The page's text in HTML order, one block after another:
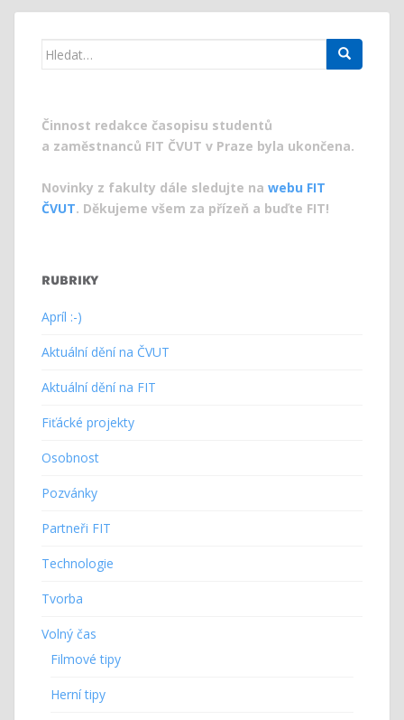
Search
Činnost redakce časopisu studentů
a zaměstnanců FIT ČVUT v Praze byla ukončena.
Novinky z fakulty dále sledujte na webu FIT
ČVUT. Děkujeme všem za přízeň a buďte FIT!
RUBRIKY
Apríl :-)
Aktuální dění na ČVUT
Aktuální dění na FIT
Fiťácké projekty
Osobnost
Pozvánky
Partneři FIT
Technologie
Tvorba
Volný čas
Filmové tipy
Herní tipy